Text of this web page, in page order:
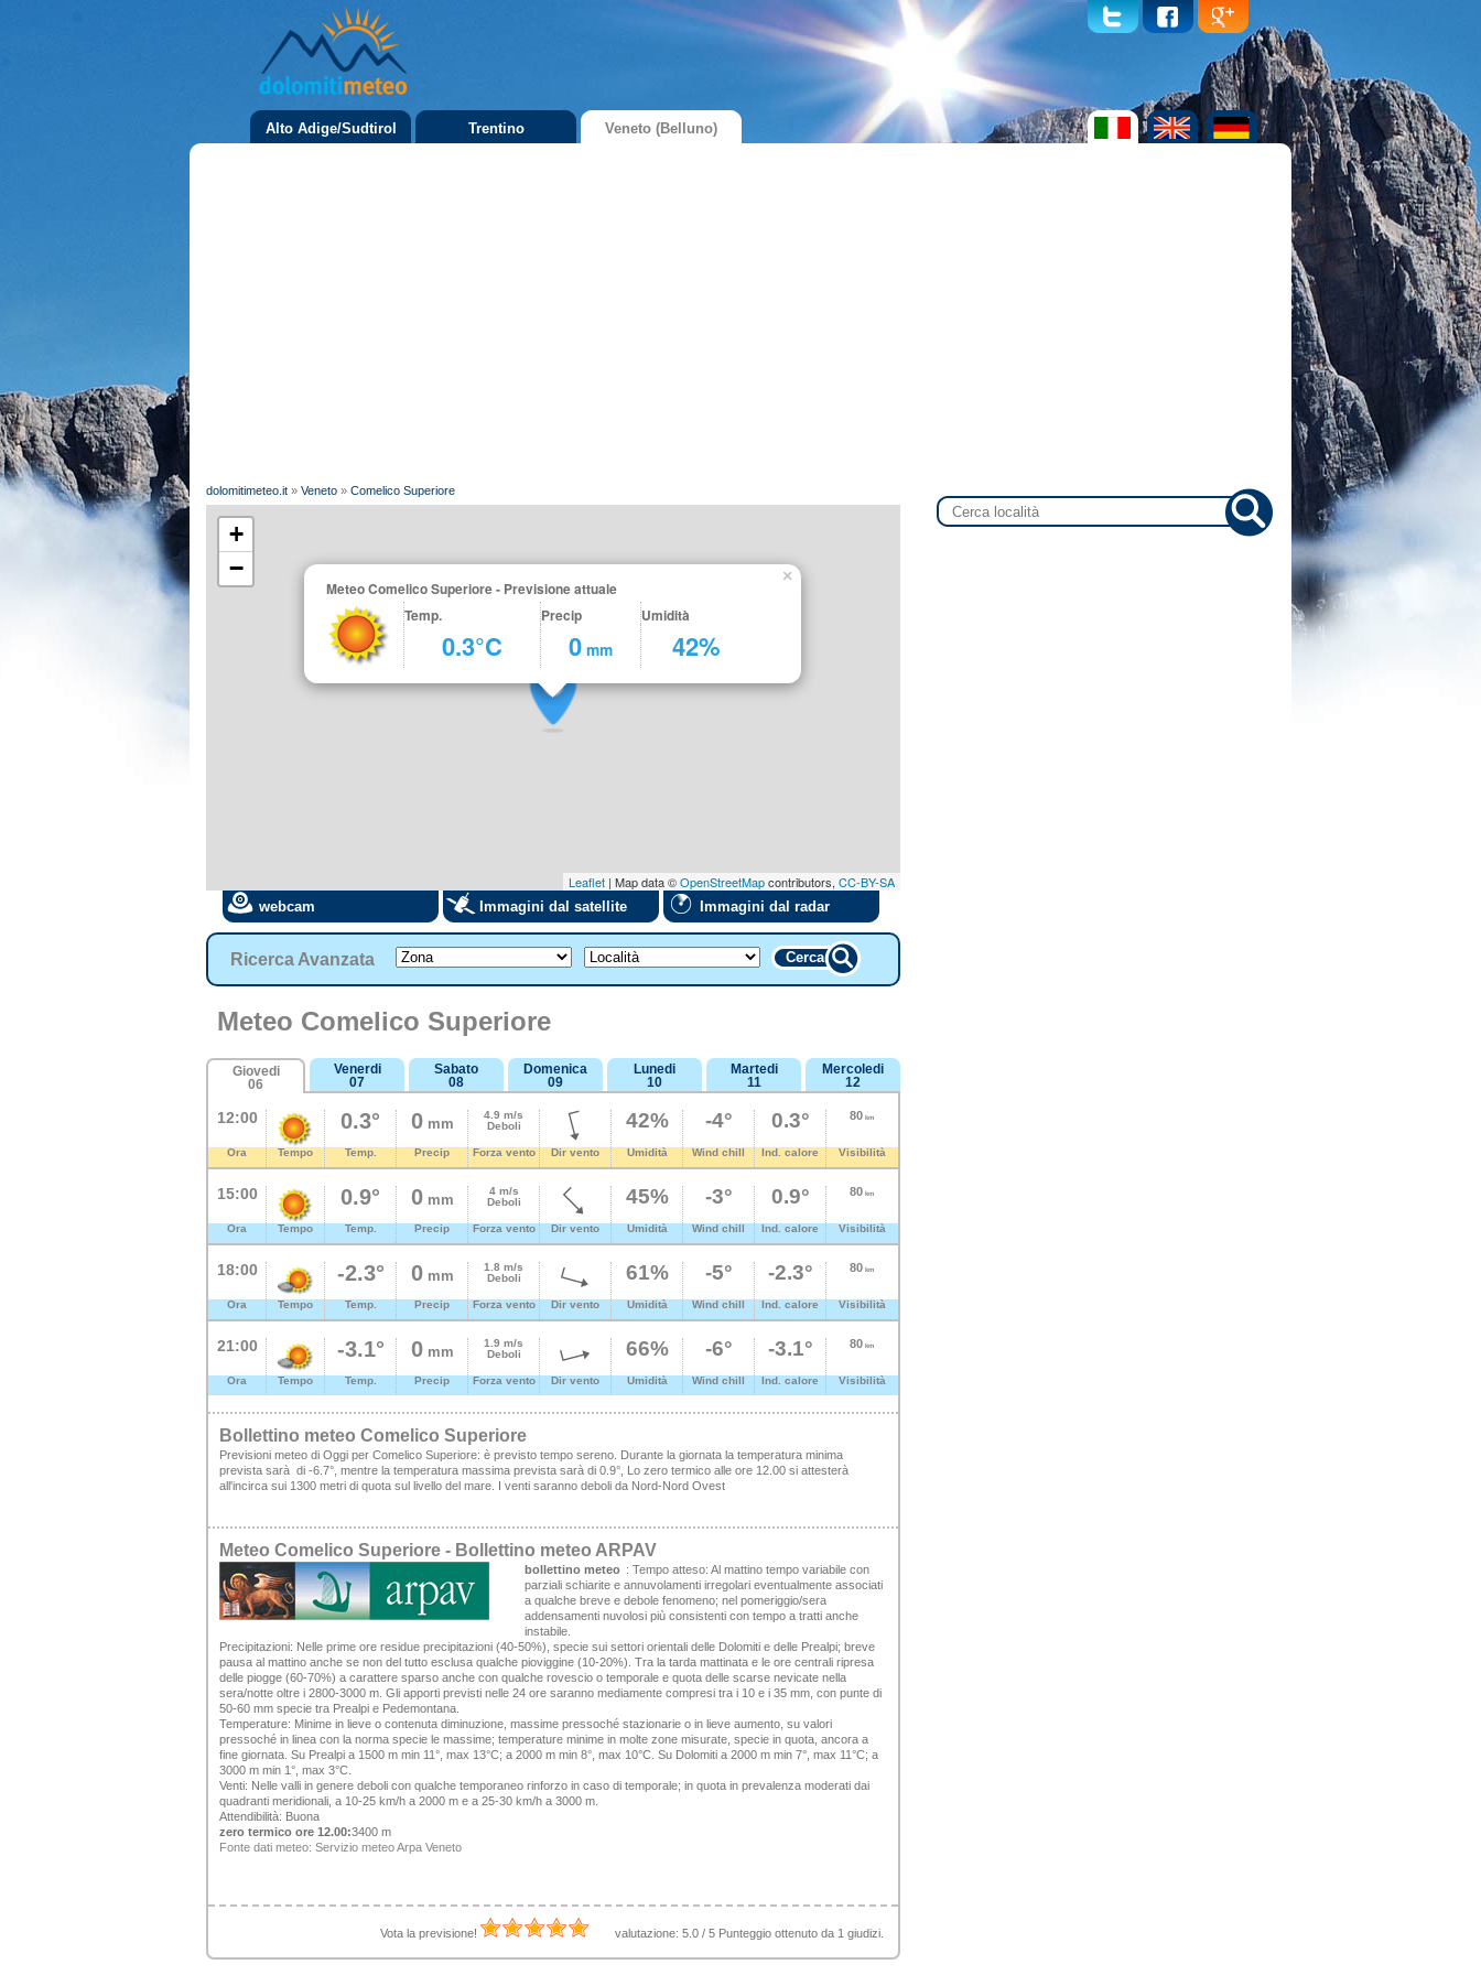
Alto Adige/Sudtirol Trentino Veneto (Belluno)
dolomitimeteo.it » Veneto » Comelico Superiore
Meteo Comelico Superiore - Previsione attuale
Temp.
Precip Umidità
0.3°C 0 mm 42%
×
+
−
Leaflet | Map data ©OpenStreetMapcontributors, CC-BY-SA
webcam Immagini dal satellite Immagini dal radar
Ricerca Avanzata Cerca
Meteo Comelico Superiore
Giovedi
06
Venerdi
07
Sabato
08
Domenica
09
Lunedi
10
Martedi
11
Mercoledi
12
12:00
Ora Tempo
0.3°
Temp.
0mm
Precip
4.9 m/s
Deboli
Forza vento Dir vento
42%
Umidità
-4°
Wind chill
0.3°
Ind. calore
80 km
Visibilità
15:00
Ora Tempo
0.9°
Temp.
0mm
Precip
4 m/s
Deboli
Forza vento Dir vento
45%
Umidità
-3°
Wind chill
0.9°
Ind. calore
80 km
Visibilità
18:00
Ora Tempo
-2.3°
Temp.
0mm
Precip
1.8 m/s
Deboli
Forza vento Dir vento
61%
Umidità
-5°
Wind chill
-2.3°
Ind. calore
80 km
Visibilità
21:00
Ora Tempo
-3.1°
Temp.
0mm
Precip
1.9 m/s
Deboli
Forza vento Dir vento
66%
Umidità
-6°
Wind chill
-3.1°
Ind. calore
80 km
Visibilità
Bollettino meteo Comelico Superiore
Previsioni meteo di Oggi per Comelico Superiore: è previsto tempo sereno. Durante la giornata la temperatura minima
prevista sarà di -6.7°, mentre la temperatura massima prevista sarà di 0.9°, Lo zero termico alle ore 12.00 si attesterà
all'incirca sui 1300 metri di quota sul livello del mare. I venti saranno deboli da Nord-Nord Ovest
Meteo Comelico Superiore - Bollettino meteo ARPAV
bollettino meteo : Tempo atteso: Al mattino tempo variabile con
parziali schiarite e annuvolamenti irregolari eventualmente associati
a qualche breve e debole fenomeno; nel pomeriggio/sera
addensamenti nuvolosi più consistenti con tempo a tratti anche
instabile.
Precipitazioni: Nelle prime ore residue precipitazioni (40-50%), specie sui settori orientali delle Dolomiti e delle Prealpi; breve
pausa al mattino anche se non del tutto esclusa qualche pioviggine (10-20%). Tra la tarda mattinata e le ore centrali ripresa
delle piogge (60-70%) a carattere sparso anche con qualche rovescio o temporale e quota delle scarse nevicate nella
sera/notte oltre i 2800-3000 m. Gli apporti previsti nelle 24 ore saranno mediamente compresi tra i 10 e i 35 mm, con punte di
50-60 mm specie tra Prealpi e Pedemontana.
Temperature: Minime in lieve o contenuta diminuzione, massime pressoché stazionarie o in lieve aumento, su valori
pressoché in linea con la norma specie le massime; temperature minime in molte zone misurate, specie in quota, ancora a
fine giornata. Su Prealpi a 1500 m min 11°, max 13°C; a 2000 m min 8°, max 10°C. Su Dolomiti a 2000 m min 7°, max 11°C; a
3000 m min 1°, max 3°C.
Venti: Nelle valli in genere deboli con qualche temporaneo rinforzo in caso di temporale; in quota in prevalenza moderati dai
quadranti meridionali, a 10-25 km/h a 2000 m e a 25-30 km/h a 3000 m.
Attendibilità: Buona
zero termico ore 12.00:3400 m
Fonte dati meteo: Servizio meteo Arpa Veneto
Vota la previsione! valutazione:5.0 /5 Punteggio ottenuto da 1 giudizi.